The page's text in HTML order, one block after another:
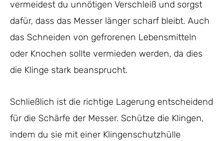
vermeidest du unnötigen Verschleiß und sorgst
dafür, dass das Messer länger scharf bleibt. Auch
das Schneiden von gefrorenen Lebensmitteln
oder Knochen sollte vermieden werden, da dies
die Klinge stark beansprucht.
Schließlich ist die richtige Lagerung entscheidend
für die Schärfe der Messer. Schütze die Klingen,
indem du sie mit einer Klingenschutzhülle